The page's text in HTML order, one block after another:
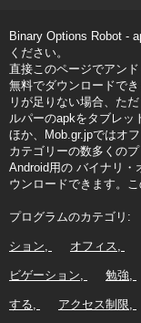
Binary Options Robot -
ください。
直接このページでアン
無料でダウンロードで
リが足りない場合、た
ルパーのapkをタブレッ
ほか、Mob.gr.jpではオ
カテゴリーの数多くの
Android用の バイナリ
ウンロードできます。
プログラムのカテゴリ:
ション オフィス
ビゲーション 勉強
する アクセス制限